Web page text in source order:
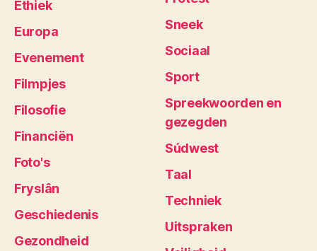
Ethiek
Europa
Evenement
Filmpjes
Filosofie
Financiën
Foto's
Fryslân
Geschiedenis
Gezondheid
Sneek
Sociaal
Sport
Spreekwoorden en
gezegden
Súdwest
Taal
Techniek
Uitspraken